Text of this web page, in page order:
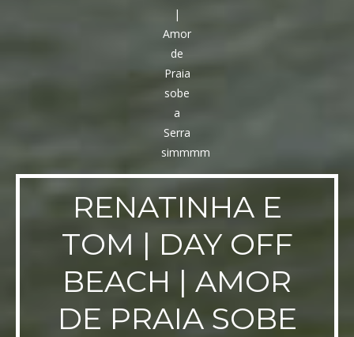
RENATINHA E
TOM | DAY OFF
BEACH | AMOR
DE PRAIA SOBE